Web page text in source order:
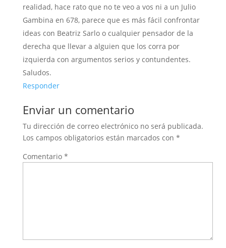
realidad, hace rato que no te veo a vos ni a un Julio
Gambina en 678, parece que es más fácil confrontar
ideas con Beatriz Sarlo o cualquier pensador de la
derecha que llevar a alguien que los corra por
izquierda con argumentos serios y contundentes.
Saludos.
Responder
Enviar un comentario
Tu dirección de correo electrónico no será publicada.
Los campos obligatorios están marcados con *
Comentario *